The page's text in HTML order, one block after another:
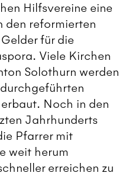
Hilfsvereine eine
den reformierten
für die
Viele Kirchen
Solothurn werden
durchgeführten
Noch in den
Jahrhunderts
Pfarrer mit
weit herum
erreichen zu